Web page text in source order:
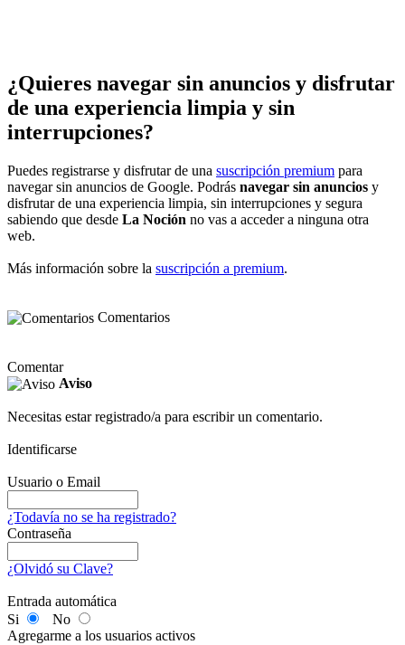
¿Quieres navegar sin anuncios y disfrutar
de una experiencia limpia y sin
interrupciones?
Puedes registrarse y disfrutar de una suscripción premium para
navegar sin anuncios de Google. Podrás navegar sin anuncios y
disfrutar de una experiencia limpia, sin interrupciones y segura
sabiendo que desde La Noción no vas a acceder a ninguna otra
web.
Más información sobre la suscripción a premium.
Comentarios
Comentar
Aviso
Necesitas estar registrado/a para escribir un comentario.
Identificarse
Usuario o Email
¿Todavía no se ha registrado?
Contraseña
¿Olvidó su Clave?
Entrada automática
Si
No
Agregarme a los usuarios activos